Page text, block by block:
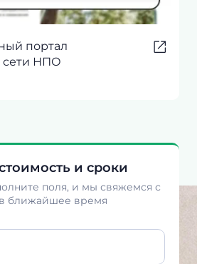
портал
сети НПО
и сроки
поля, и мы свяжемся с
ближайшее время